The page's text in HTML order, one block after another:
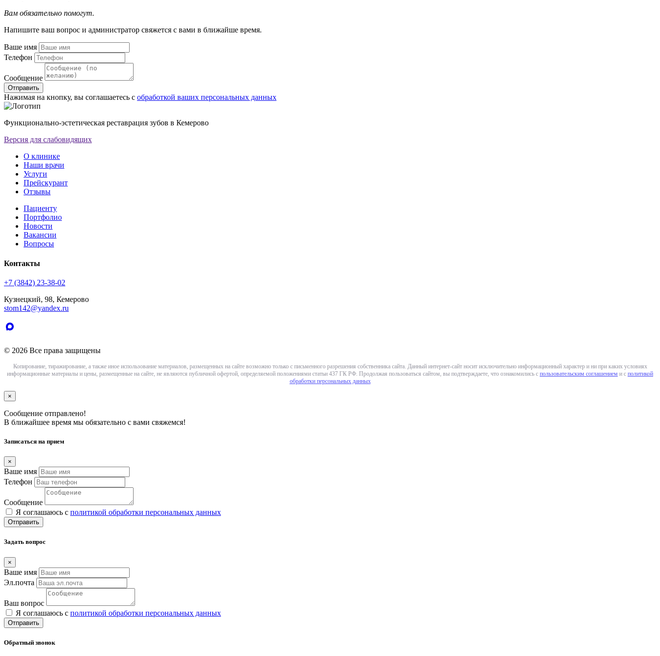
Вам обязательно помогут.
Напишите ваш вопрос и администратор свяжется с вами в ближайше время.
Ваше имя
Телефон
Сообщение
Отправить
Нажимая на кнопку, вы соглашаетесь с обработкой ваших персональных данных
Функционально-эстетическая реставрация зубов в Кемерово
Версия для слабовидящих
О клинике
Наши врачи
Услуги
Прейскурант
Отзывы
Пациенту
Портфолио
Новости
Вакансии
Вопросы
Контакты
+7 (3842) 23-38-02
Кузнецкий, 98, Кемерово
stom142@yandex.ru
© 2026 Все права защищены
Копирование, тиражирование, а также иное использование материалов, размещенных на сайте возможно только с письменного разрешения собственника сайта. Данный интернет-сайт носит исключительно информационный характер и ни при каких условиях
информационные материалы и цены, размещенные на сайте, не являются публичной офертой, определяемой положениями статьи 437 ГК РФ. Продолжая пользоваться сайтом, вы подтверждаете, что ознакомились с пользовательским соглашением и с политикой
обработки персональных данных
×
Сообщение отправлено!
В ближайшее время мы обязательно с вами свяжемся!
Записаться на прием
×
Ваше имя
Телефон
Сообщение
Я соглашаюсь с политикой обработки персональных данных
Отправить
Задать вопрос
×
Ваше имя
Эл.почта
Ваш вопрос
Я соглашаюсь с политикой обработки персональных данных
Отправить
Обратный звонок